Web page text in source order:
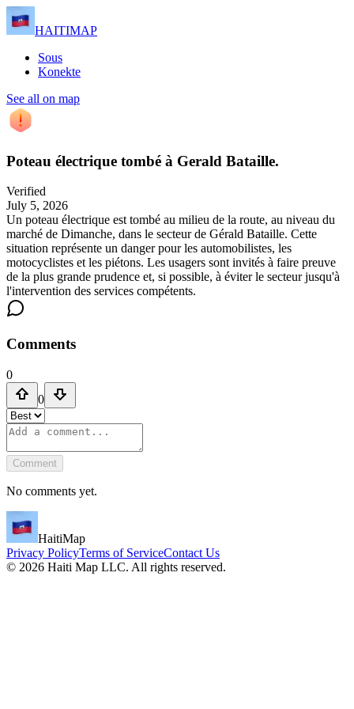
HAITIMAP
Sous
Konekte
See all on map
Poteau électrique tombé à Gerald Bataille.
Verified
July 5, 2026
Un poteau électrique est tombé au milieu de la route, au niveau du
marché de Dimanche, dans le secteur de Gérald Bataille. Cette
situation représente un danger pour les automobilistes, les
motocyclistes et les piétons. Les usagers sont invités à faire preuve
de la plus grande prudence et, si possible, à éviter le secteur jusqu'à
l'intervention des services compétents.
Comments
0
0
Comment
No comments yet.
HaitiMap
Privacy PolicyTerms of ServiceContact Us
© 2026 Haiti Map LLC. All rights reserved.